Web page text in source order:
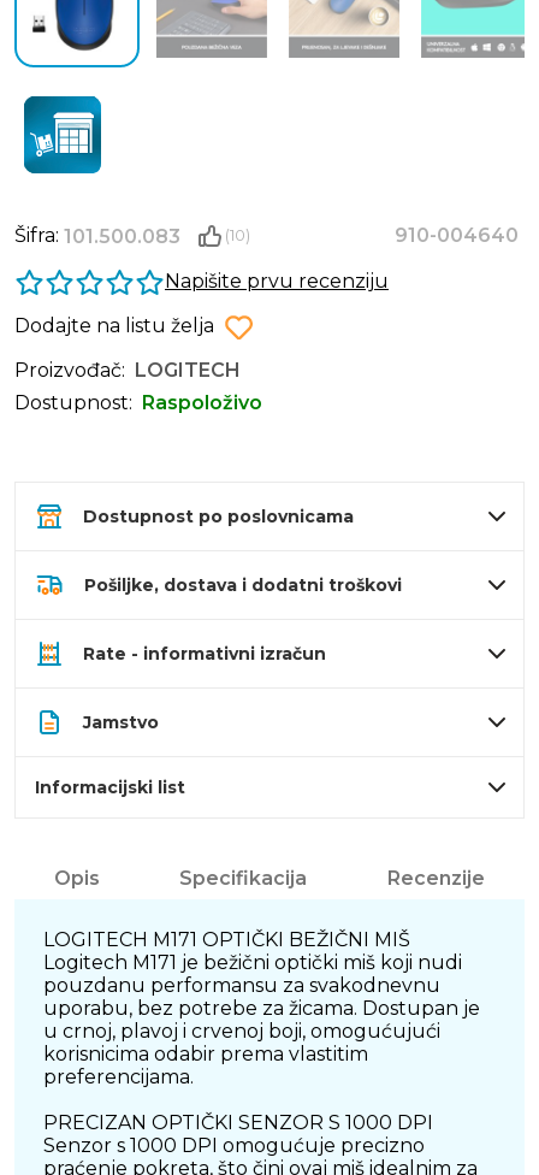
Šifra: 101.500.083 (10)
910-004640
Napišite prvu recenziju
Dodajte na listu želja
Proizvođač:
LOGITECH
Dostupnost:
Raspoloživo
Dostupnost po poslovnicama
Pošiljke, dostava i dodatni troškovi
Rate - informativni izračun
Jamstvo
Informacijski list
Opis Specifikacija Recenzije
LOGITECH M171 OPTIČKI BEŽIČNI MIŠ
Logitech M171 je bežični optički miš koji nudi
pouzdanu performansu za svakodnevnu
uporabu, bez potrebe za žicama. Dostupan je
u crnoj, plavoj i crvenoj boji, omogućujući
korisnicima odabir prema vlastitim
preferencijama.
PRECIZAN OPTIČKI SENZOR S 1000 DPI
Senzor s 1000 DPI omogućuje precizno
praćenje pokreta, što čini ovaj miš idealnim za